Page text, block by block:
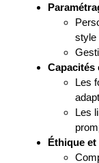
style
Capacités
Les
Les
Éthique